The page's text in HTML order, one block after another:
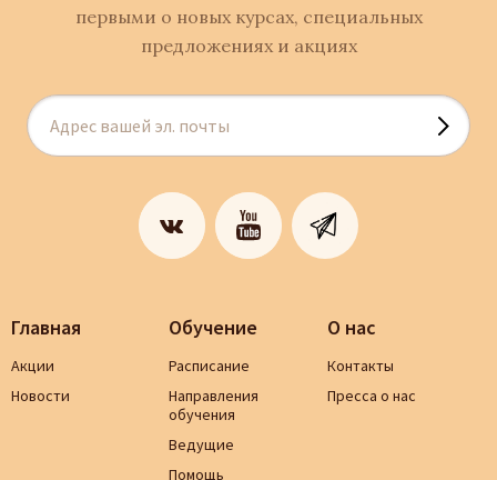
первыми о новых курсах, специальных
предложениях и акциях
Главная
Акции
Новости
Обучение
Расписание
Направления
обучения
Ведущие
Помощь
О нас
Контакты
Пресса о нас